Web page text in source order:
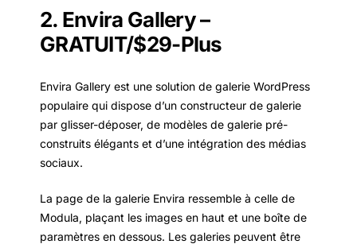
2. Envira Gallery –
GRATUIT/$29-Plus
Envira Gallery est une solution de galerie WordPress
populaire qui dispose d’un constructeur de galerie
par glisser-déposer, de modèles de galerie pré-
construits élégants et d’une intégration des médias
sociaux.
La page de la galerie Envira ressemble à celle de
Modula, plaçant les images en haut et une boîte de
paramètres en dessous. Les galeries peuvent être